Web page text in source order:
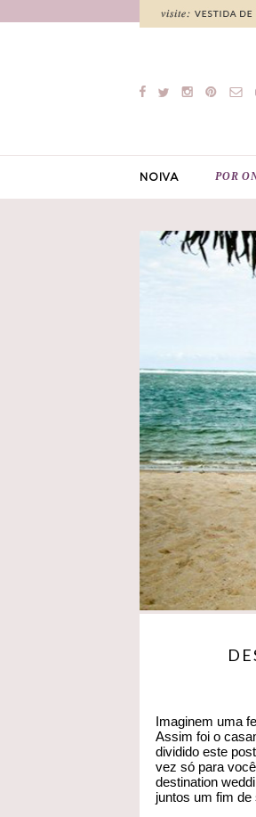
NOIVA POR
Imaginem uma
Assim foi o
dividido este
vez só para
destination
juntos um fim